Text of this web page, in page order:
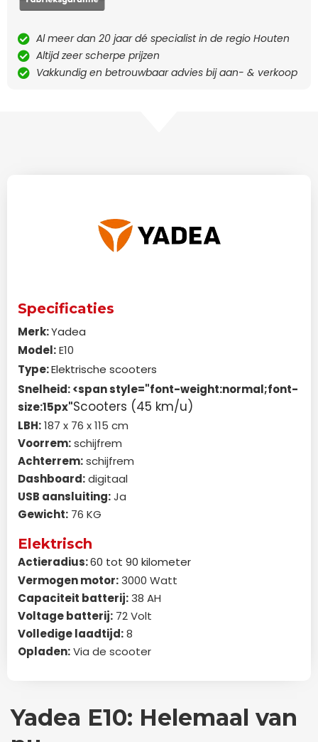
Al meer dan 20 jaar dé specialist in de regio Houten
Altijd zeer scherpe prijzen
Vakkundig en betrouwbaar advies bij aan- & verkoop
Specificaties
Merk:Yadea
Model:E10
Type:Elektrische scooters
Snelheid: <span style="font-weight:normal;font-
size:15px"Scooters (45 km/u)
LBH:187 x 76 x 115 cm
Voorrem:schijfrem
Achterrem:schijfrem
Dashboard:digitaal
USB aansluiting:Ja
Gewicht: 76 KG
Elektrisch
Actieradius:60 tot 90 kilometer
Vermogen motor:3000 Watt
Capaciteit batterij:38 AH
Voltage batterij: 72 Volt
Volledige laadtijd:8
Opladen:Via de scooter
Yadea E10: Helemaal van